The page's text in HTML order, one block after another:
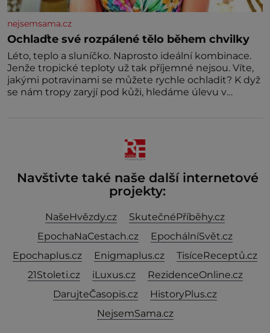
nejsemsama.cz
Ochlaďte své rozpálené tělo během chvilky
Léto, teplo a sluníčko. Naprosto ideální kombinace.
Jenže tropické teploty už tak příjemné nejsou. Víte,
jakými potravinami se můžete rychle ochladit? K dyž
se nám tropy zaryjí pod kůži, hledáme úlevu v
Navštivte také naše další internetové
projekty:
NašeHvězdy.cz
SkutečnéPříběhy.cz
EpochaNaCestach.cz
EpochálníSvět.cz
Epochaplus.cz
Enigmaplus.cz
TisíceReceptů.cz
21Stoleti.cz
iLuxus.cz
RezidenceOnline.cz
DarujteČasopis.cz
HistoryPlus.cz
NejsemSama.cz